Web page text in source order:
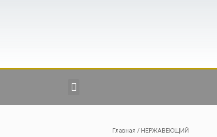
Главная / НЕРЖАВЕЮЩИЙ